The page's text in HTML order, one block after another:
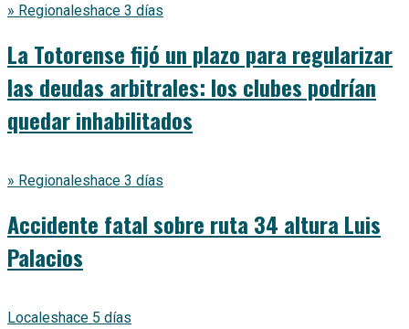
» Regionaleshace 3 días
La Totorense fijó un plazo para regularizar
las deudas arbitrales: los clubes podrían
quedar inhabilitados
» Regionaleshace 3 días
Accidente fatal sobre ruta 34 altura Luis
Palacios
Localeshace 5 días